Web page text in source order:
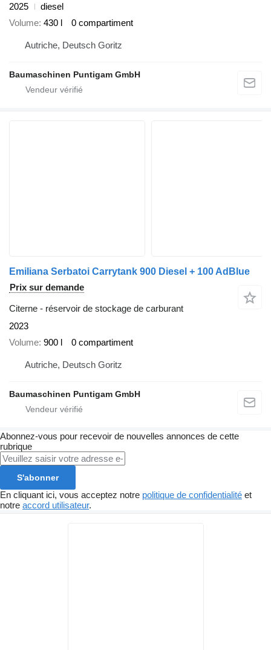
2025
diesel
Volume 430 l 0 compartiment
Autriche, Deutsch Goritz
Baumaschinen Puntigam GmbH
Emiliana Serbatoi Carrytank 900 Diesel + 100 AdBlue
Prix sur demande
Citerne - réservoir de stockage de carburant
2023
Volume 900 l 0 compartiment
Autriche, Deutsch Goritz
Baumaschinen Puntigam GmbH
Abonnez-vous pour recevoir de nouvelles annonces de cette
rubrique
S'abonner
En cliquant ici, vous acceptez notre politique de confidentialité et
notre accord utilisateur.